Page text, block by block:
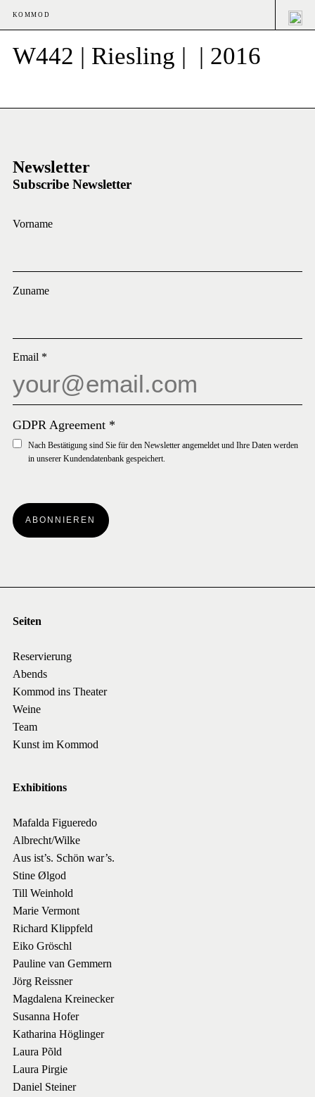
KOMMOD
W442 | Riesling | | 2016
Newsletter
Subscribe Newsletter
Vorname
Zuname
Email *
GDPR Agreement *
Nach Bestätigung sind Sie für den Newsletter angemeldet und Ihre Daten werden
in unserer Kundendatenbank gespeichert.
ABONNIEREN
Seiten
Reservierung
Abends
Kommod ins Theater
Weine
Team
Kunst im Kommod
Exhibitions
Mafalda Figueredo
Albrecht/Wilke
Aus ist’s. Schön war’s.
Stine Ølgod
Till Weinhold
Marie Vermont
Richard Klippfeld
Eiko Gröschl
Pauline van Gemmern
Jörg Reissner
Magdalena Kreinecker
Susanna Hofer
Katharina Höglinger
Laura Põld
Laura Pirgie
Daniel Steiner